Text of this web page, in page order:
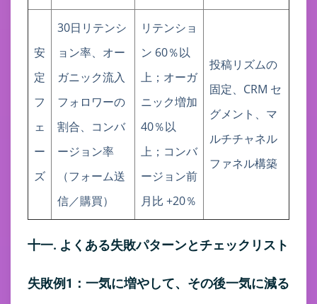
安
定
フ
ェ
ー
ズ
30日リテンシ
ョン率、オー
ガニック流入
フォロワーの
割合、コンバ
ージョン率
（フォーム送
信／購買）
リテンショ
ン 60％以
上；オーガ
ニック増加
40％以
上；コンバ
ージョン前
月比 +20％
投稿リズムの
固定、CRM セ
グメント、マ
ルチチャネル
ファネル構築
十一. よくある失敗パターンとチェックリスト
失敗例1：一気に増やして、その後一気に減る